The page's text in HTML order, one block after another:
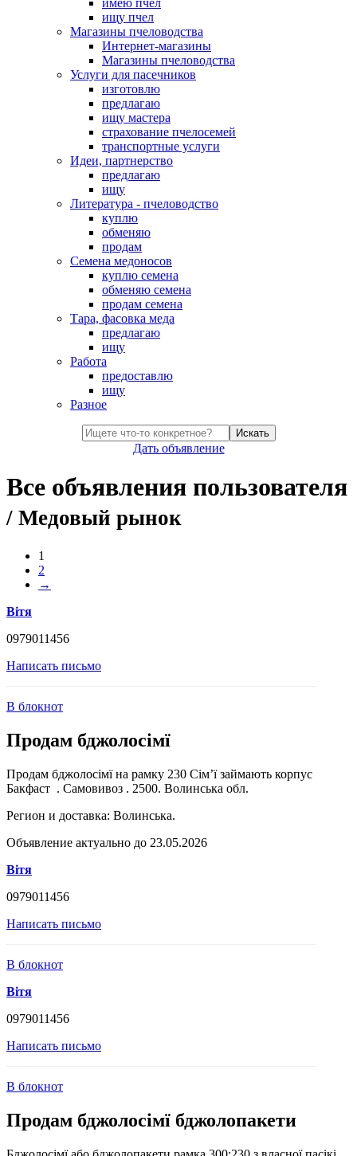
имею пчел
ищу пчел
Магазины пчеловодства
Интернет-магазины
Магазины пчеловодства
Услуги для пасечников
изготовлю
предлагаю
ищу мастера
страхование пчелосемей
транспортные услуги
Идеи, партнерство
предлагаю
ищу
Литература - пчеловодство
куплю
обменяю
продам
Семена медоносов
куплю семена
обменяю семена
продам семена
Тара, фасовка меда
предлагаю
ищу
Работа
предоставлю
ищу
Разное
Искать
Дать объявление
Все объявления пользователя
/ Медовый рынок
1
2
→
Вітя
0979011456
Написать письмо
В блокнот
Продам бджолосімї
Продам бджолосімї на рамку 230 Сім’ї займають корпус
Бакфаст . Самовивоз . 2500. Волинська обл.
Регион и доставка: Волинська.
Объявление актуально до 23.05.2026
Вітя
0979011456
Написать письмо
В блокнот
Вітя
0979011456
Написать письмо
В блокнот
Продам бджолосімї бджолопакети